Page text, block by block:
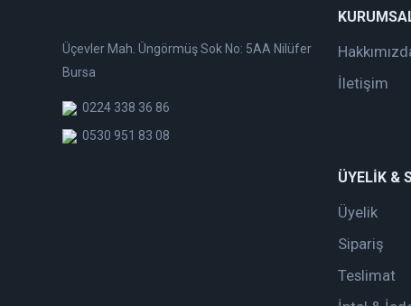
Üçevler Mah. Üngörmüş Sok No: 5AA Nilüfer
Bursa
0224 338 36 86
0530 951 83 08
İletişim
ÜYELİK &
Üyelik
Sipariş
Teslimat